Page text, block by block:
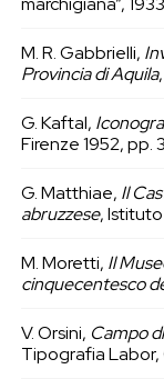
M. R. Gabbrielli,
Provincia di Aquila
G. Kaftal,
Firenze 1952, pp.
G. Matthiae, Il
abruzzese,
M. Moretti, Il
cinquecentesco
V. Orsini, Campo
Tipografia Labor,